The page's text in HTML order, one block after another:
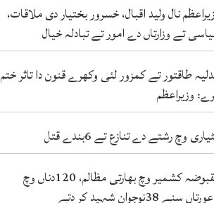
نال ولید اقبال، خسرور بختیار دی ملاقات،
تے وزارتاں دے امور تے تبادلہ خیال
طاقتور تے کمزور لئی وکھرے قنون دا تاثر ختم
وزیراعظم
وچ رشتے دے تنازع تے 6بندے قتل
مقبوضہ کشمیر وچ بھارتی مظالم، 120دناں وچ